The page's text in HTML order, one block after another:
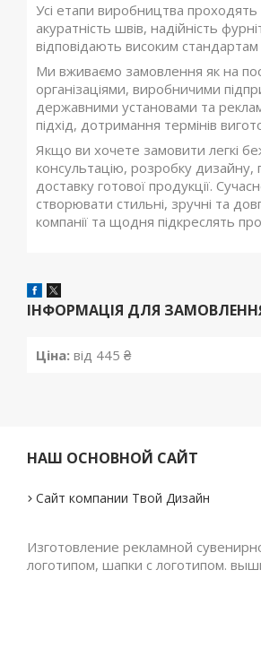
Усі етапи виробництва проходять
акуратність швів, надійність
відповідають високим стандартам
Ми вживаємо замовлення як на
організаціями, виробничими
державними установами та
підхід, дотримання термінів
Якщо ви хочете замовити легкі
консультацію, розробку дизайну,
доставку готової продукції.
створювати стильні, зручні та
компанії та щодня підкреслять
ІНФОРМАЦІЯ ДЛЯ
Ціна: від 445 ₴
НАШ ОСНОВНОЙ САЙТ
Сайт компании Твой Дизайн
Изготовление рекламной
логотипом, шапки с логотипом.